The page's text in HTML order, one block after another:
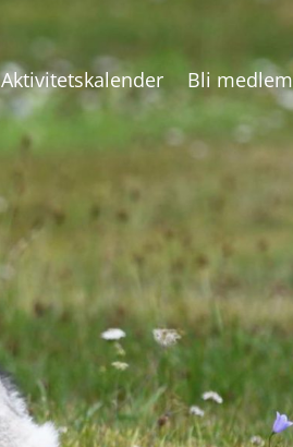
Aktivitetskalender Bli medlem